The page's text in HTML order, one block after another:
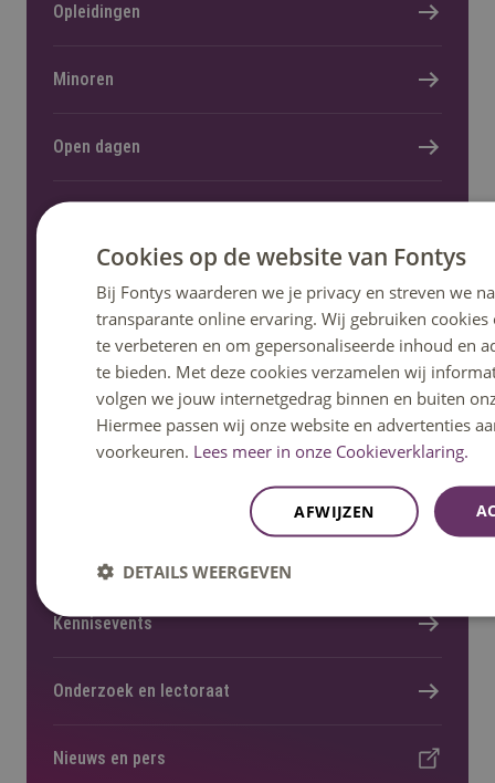
Opleidingen
Minoren
Open dagen
Informatie voor nieuwe studenten
Meer Fontys
Kennisevents
Onderzoek en lectoraat
Nieuws en pers
Cookies op de website van Fontys
Bij Fontys waarderen we je privacy en streven we
transparante online ervaring. Wij gebruiken
te verbeteren en om gepersonaliseerde inhoud en
te bieden. Met deze cookies verzamelen wij
volgen we jouw internetgedrag binnen en buiten
Hiermee passen wij onze website en advertenties
voorkeuren. Lees meer in onze Cookieverklaring.
AFWIJZEN
DETAILS WEERGEVEN